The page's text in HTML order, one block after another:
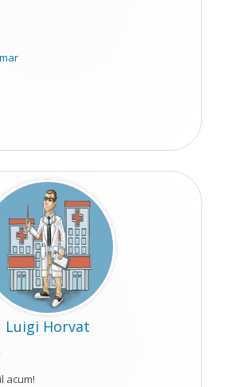
Luigi Horvat
acum!